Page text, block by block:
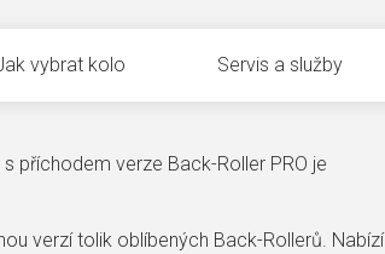
vybrat kolo Servis a služby
příchodem verze Back-Roller PRO je
verzí tolik oblíbených Back-Rollerů. Nabízí